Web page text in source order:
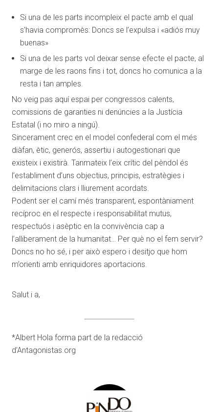
Si una de les parts incompleix el pacte amb el qual
s’havia compromès: Doncs se l’expulsa i «adiós muy
buenas»
Si una de les parts vol deixar sense efecte el pacte, al
marge de les raons fins i tot, doncs ho comunica a la
resta i tan amples.
No veig pas aquí espai per congressos calents,
comissions de garanties ni denúncies a la Justícia
Estatal (i no miro a ningú).
Sincerament crec en el model confederal com el més
diàfan, ètic, generós, assertiu i autogestionari que
existeix i existirà. Tanmateix l’eix crític del pèndol és
l’establiment d’uns objectius, principis, estratègies i
delimitacions clars i lliurement acordats.
Podent ser el camí més transparent, espontàniament
recíproc en el respecte i responsabilitat mutus,
respectuós i asèptic en la convivència cap a
l’alliberament de la humanitat… Per què no el fem servir?
Doncs no ho sé, i per això espero i desitjo que hom
m’orienti amb enriquidores aportacions.
Salut i a,
*Albert Hola forma part de la redacció
d’Antagonistas.org